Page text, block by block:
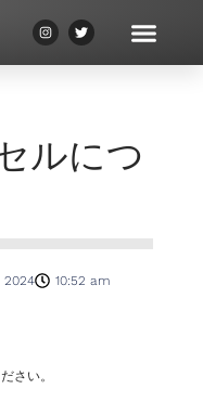
ルにつ
2024 10:52 am
さい。